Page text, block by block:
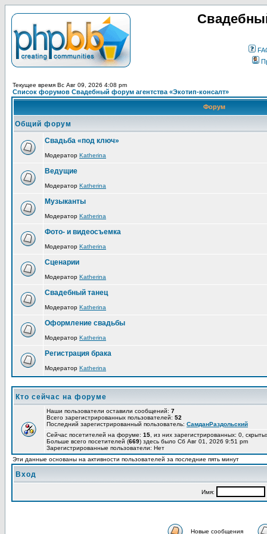
Текущее время Вс Авг 09, 2026 4:08 pm
Список форумов Свадебный форум агентства «Экотип-консалт»
Форум
Общий форум
Свадьба «под ключ»
Модератор Katherina
Ведущие
Модератор Katherina
Музыканты
Модератор Katherina
Фото- и видеосъемка
Модератор Katherina
Сценарии
Модератор Katherina
Свадебный танец
Модератор Katherina
Оформление свадьбы
Модератор Katherina
Регистрация брака
Модератор Katherina
Кто сейчас на форуме
Наши пользователи оставили сообщений: 7
Всего зарегистрированных пользователей: 52
Последний зарегистрированный пользователь: СамданРаздольский
Сейчас посетителей на форуме: 15 , из них зарегистрированных: 0,
Больше всего посетителей (669) здесь было Сб Авг 01, 2026 9:51 pm
Зарегистрированные пользователи: Нет
Эти данные основаны на активности пользователей за последние пять минут
Вход
Имя:
Новые сообщения